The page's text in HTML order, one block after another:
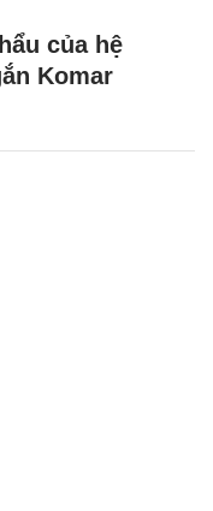
của hệ
Komar